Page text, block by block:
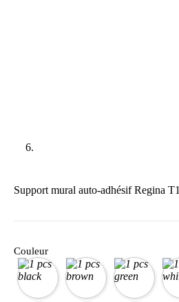
Support mural auto-adhésif Regina T1
Couleur